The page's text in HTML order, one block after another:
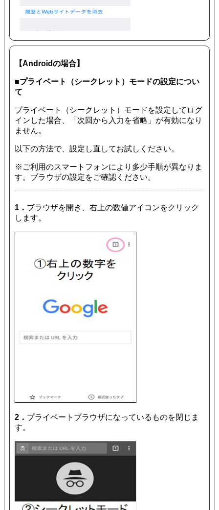
【Androidの場合】
■プライベート（シークレット）モードの設定につい
て
プライベート（シークレット）モードを設定してログ
インした場合、「次回から入力を省略」が有効になり
ません。
以下の方法で、設定し直してお試しください。
※ご利用のスマートフォンにより多少手順が異なりま
す。ブラウザの設定をご確認ください。
1． ブラウザを開き、右上の数値アイコンをクリック
します。
2． プライベートブラウザになっているものを閉じま
す。